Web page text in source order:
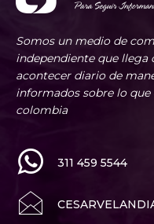
Somos un medio de
independiente que
acontecer diario de
informados sobre lo que
colombia
311 459 5544